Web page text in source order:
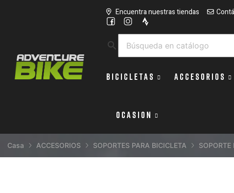
Encuentra nuestras tiendas
search
BICICLETAS ACCESORIOS
OCASION
Casa ACCESORIOS SOPORTES PARA BICICLETA SOPORTE